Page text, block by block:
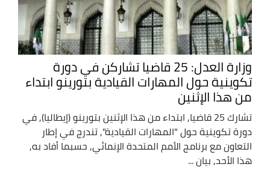
وزارة العدل: 25 قاضيا تشاركن في دورة
تكوينية حول المهارات القيادية بتورينو ابتداء
من هذا الإثنين
تشارك 25 قاضيا, ابتداء من هذا الإثنين بتورينو (إيطاليا), في
دورة تكوينية حول "المهارات القيادية", تندرج في إطار
التعاون مع برنامج الأمم المتحدة الإنمائي, حسبما أفاد به,
هذا الأحد, بيان ...